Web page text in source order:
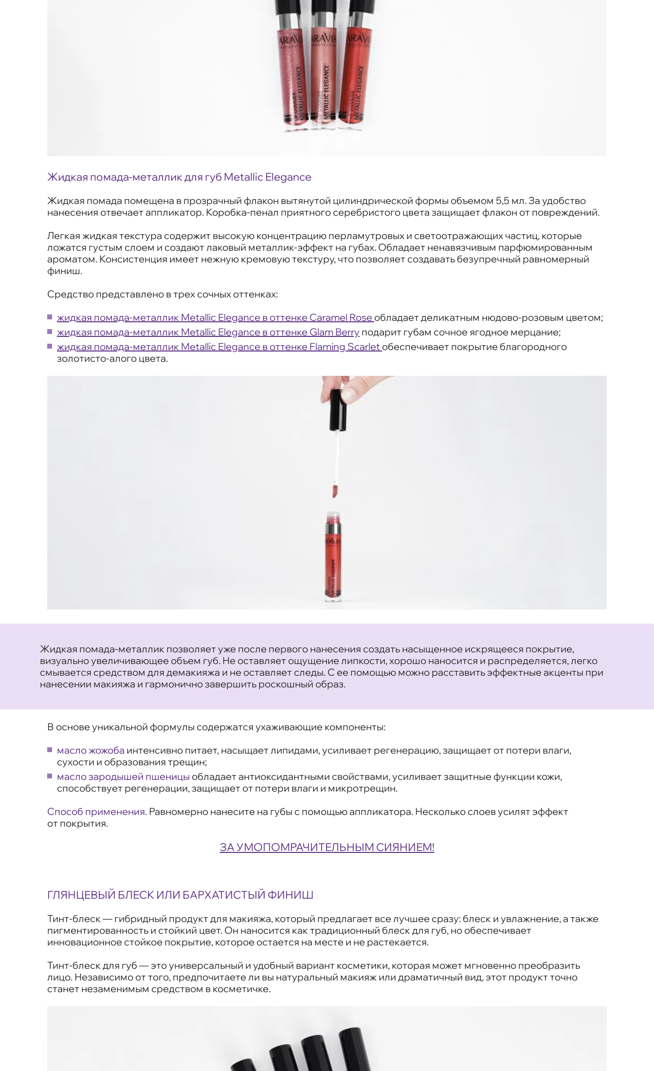
Жидкая помада-металлик для губ Metallic Elegance
Жидкая помада помещена в прозрачный флакон вытянутой цилиндрической формы объемом 5,5 мл. За удобство
нанесения отвечает аппликатор. Коробка-пенал приятного серебристого цвета защищает флакон от повреждений.
Легкая жидкая текстура содержит высокую концентрацию перламутровых и светоотражающих частиц, которые
ложатся густым слоем и создают лаковый металлик-эффект на губах. Обладает ненавязчивым парфюмированным
ароматом. Консистенция имеет нежную кремовую текстуру, что позволяет создавать безупречный равномерный
финиш.
Средство представлено в трех сочных оттенках:
жидкая помада-металлик Metallic Elegance в оттенке Caramel Rose обладает деликатным нюдово-розовым цветом;
жидкая помада-металлик Metallic Elegance в оттенке Glam Berry подарит губам сочное ягодное мерцание;
жидкая помада-металлик Metallic Elegance в оттенке Flaming Scarlet обеспечивает покрытие благородного
золотисто-алого цвета.
Жидкая помада-металлик позволяет уже после первого нанесения создать насыщенное искрящееся покрытие,
визуально увеличивающее объем губ. Не оставляет ощущение липкости, хорошо наносится и распределяется, легко
смывается средством для демакияжа и не оставляет следы. С ее помощью можно расставить эффектные акценты при
нанесении макияжа и гармонично завершить роскошный образ.
В основе уникальной формулы содержатся ухаживающие компоненты:
масло жожоба интенсивно питает, насыщает липидами, усиливает регенерацию, защищает от потери влаги,
сухости и образования трещин;
масло зародышей пшеницы обладает антиоксидантными свойствами, усиливает защитные функции кожи,
способствует регенерации, защищает от потери влаги и микротрещин.
Способ применения. Равномерно нанесите на губы с помощью аппликатора. Несколько слоев усилят эффект
от покрытия.
ЗА УМОПОМРАЧИТЕЛЬНЫМ СИЯНИЕМ!
ГЛЯНЦЕВЫЙ БЛЕСК ИЛИ БАРХАТИСТЫЙ ФИНИШ
Тинт-блеск — гибридный продукт для макияжа, который предлагает все лучшее сразу: блеск и увлажнение, а также
пигментированность и стойкий цвет. Он наносится как традиционный блеск для губ, но обеспечивает
инновационное стойкое покрытие, которое остается на месте и не растекается.
Тинт-блеск для губ — это универсальный и удобный вариант косметики, которая может мгновенно преобразить
лицо. Независимо от того, предпочитаете ли вы натуральный макияж или драматичный вид, этот продукт точно
станет незаменимым средством в косметичке.